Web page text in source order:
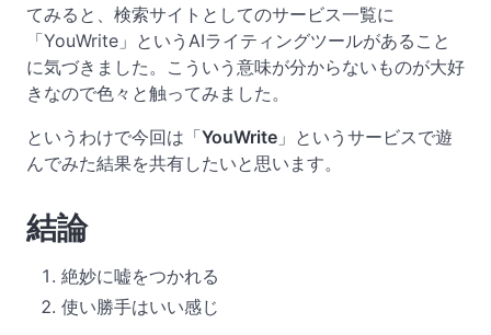
てみると、検索サイトとしてのサービス一覧に
「YouWrite」というAIライティングツールがあること
に気づきました。こういう意味が分からないものが大好
きなので色々と触ってみました。
というわけで今回は「YouWrite 」というサービスで遊
んでみた結果を共有したいと思います。
結論
絶妙に嘘をつかれる
使い勝手はいい感じ